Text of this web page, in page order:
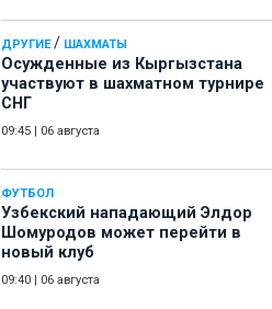
ДРУГИЕ/ ШАХМАТЫ
Осужденные из Кыргызстана
участвуют в шахматном турнире
СНГ
09:45 06 августа
ФУТБОЛ
Узбекский нападающий Элдор
Шомуродов может перейти в
новый клуб
09:40 06 августа